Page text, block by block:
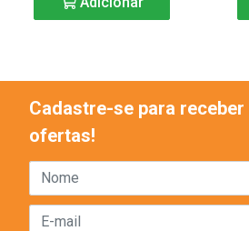
Cadastre-se para
ofertas!